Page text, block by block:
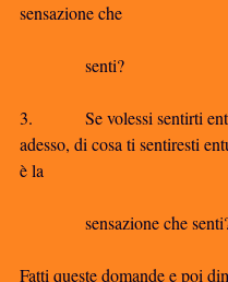
sensazione che
               senti?
3.            Se volessi sentirti
adesso, di cosa ti sentiresti
è la
sensazione che
Fatti queste domande e poi